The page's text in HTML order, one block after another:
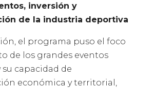
inversión y
de la industria deportiva
el programa puso el foco
de los grandes eventos
capacidad de
económica y territorial,